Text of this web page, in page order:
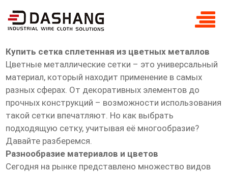
купить сетка сплетенная из цветных
металлов
Купить сетка сплетенная из цветных металлов
Цветные металлические сетки – это универсальный
материал, который находит применение в самых
разных сферах. От декоративных элементов до
прочных конструкций – возможности использования
такой сетки впечатляют. Но как выбрать
подходящую сетку, учитывая её многообразие?
Давайте разберемся.
Разнообразие материалов и цветов
Сегодня на рынке представлено множество видов